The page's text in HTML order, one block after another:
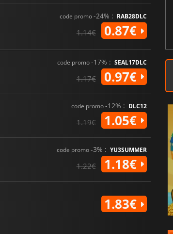
code promo-24% : RAB28DLC
1.14€ 0.87€
code promo-17% : SEAL17DLC
1.17€ 0.97€
code promo-12% : DLC12
1.19€ 1.05€
code promo-3% : YU3SUMMER
1.22€ 1.18€
1.83€